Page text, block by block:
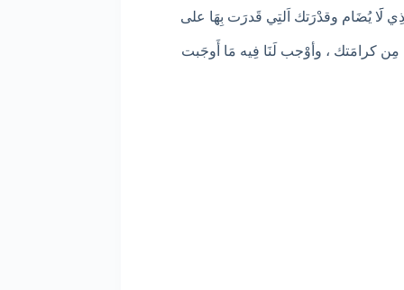
لََا يُضَام وقدْرَتك اَلتِي قَدرَت بِهَا على
مِن كرامَتك ، وأوْجب لَنَا فِيه مَا أَوجَبت